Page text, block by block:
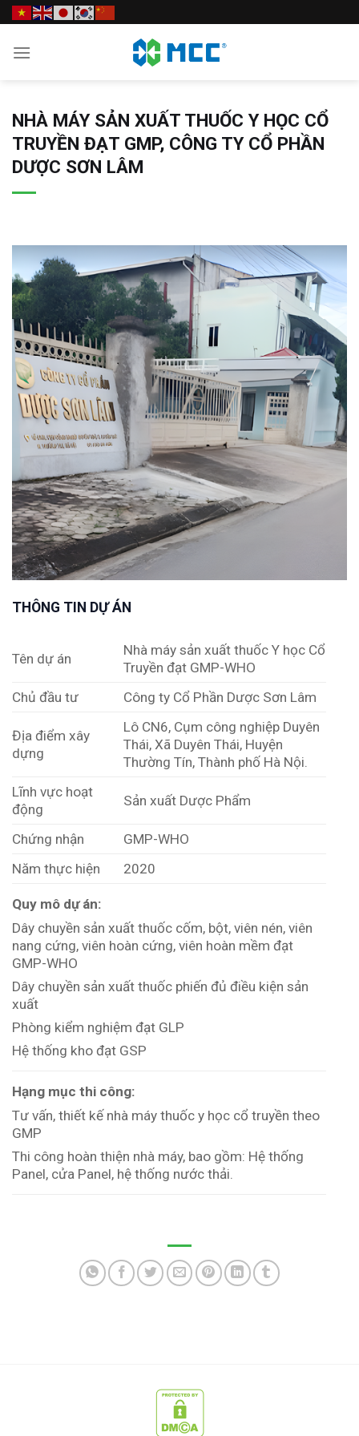
Skip
to
content
NHÀ MÁY SẢN XUẤT THUỐC Y HỌC CỔ
TRUYỀN ĐẠT GMP, CÔNG TY CỔ PHẦN
DƯỢC SƠN LÂM
THÔNG TIN DỰ ÁN
Tên dự án
Nhà máy sản xuất thuốc Y học Cổ
Truyền đạt GMP-WHO
Chủ đầu tư
Công ty Cổ Phần Dược Sơn Lâm
Địa điểm xây
dựng
Lô CN6, Cụm công nghiệp Duyên
Thái, Xã Duyên Thái, Huyện
Thường Tín, Thành phố Hà Nội.
Lĩnh vực hoạt
động
Sản xuất Dược Phẩm
Chứng nhận
GMP-WHO
Năm thực hiện
2020
Quy mô dự án:
Dây chuyền sản xuất thuốc cốm, bột, viên nén, viên
nang cứng, viên hoàn cứng, viên hoàn mềm đạt
GMP-WHO
Dây chuyền sản xuất thuốc phiến đủ điều kiện sản
xuất
Phòng kiểm nghiệm đạt GLP
Hệ thống kho đạt GSP
Hạng mục thi công:
Tư vấn, thiết kế nhà máy thuốc y học cổ truyền theo
GMP
Thi công hoàn thiện nhà máy, bao gồm: Hệ thống
Panel, cửa Panel, hệ thống nước thải.